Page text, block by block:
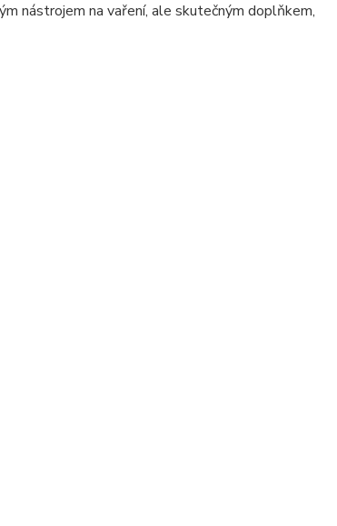
nástrojem na vaření, ale skutečným doplňkem,